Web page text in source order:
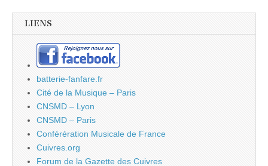
LIENS
batterie-fanfare.fr
Cité de la Musique – Paris
CNSMD – Lyon
CNSMD – Paris
Conférération Musicale de France
Cuivres.org
Forum de la Gazette des Cuivres